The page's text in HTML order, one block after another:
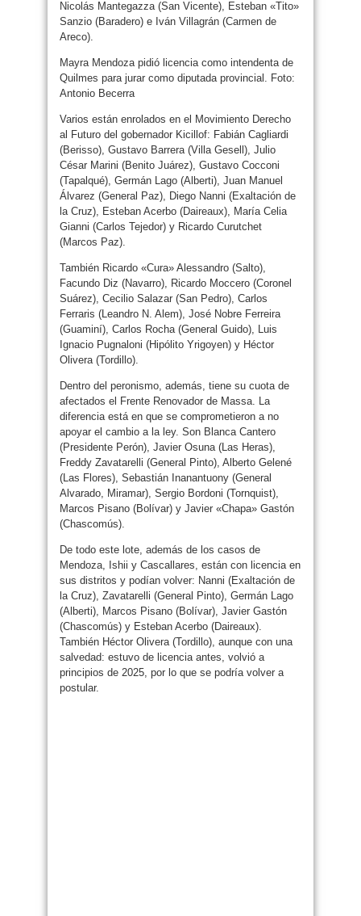
Nicolás Mantegazza (San Vicente), Esteban «Tito»
Sanzio (Baradero) e Iván Villagrán (Carmen de
Areco).
Mayra Mendoza pidió licencia como intendenta de
Quilmes para jurar como diputada provincial. Foto:
Antonio Becerra
Varios están enrolados en el Movimiento Derecho
al Futuro del gobernador Kicillof: Fabián Cagliardi
(Berisso), Gustavo Barrera (Villa Gesell), Julio
César Marini (Benito Juárez), Gustavo Cocconi
(Tapalqué), Germán Lago (Alberti), Juan Manuel
Álvarez (General Paz), Diego Nanni (Exaltación de
la Cruz), Esteban Acerbo (Daireaux), María Celia
Gianni (Carlos Tejedor) y Ricardo Curutchet
(Marcos Paz).
También Ricardo «Cura» Alessandro (Salto),
Facundo Diz (Navarro), Ricardo Moccero (Coronel
Suárez), Cecilio Salazar (San Pedro), Carlos
Ferraris (Leandro N. Alem), José Nobre Ferreira
(Guaminí), Carlos Rocha (General Guido), Luis
Ignacio Pugnaloni (Hipólito Yrigoyen) y Héctor
Olivera (Tordillo).
Dentro del peronismo, además, tiene su cuota de
afectados el Frente Renovador de Massa. La
diferencia está en que se comprometieron a no
apoyar el cambio a la ley. Son Blanca Cantero
(Presidente Perón), Javier Osuna (Las Heras),
Freddy Zavatarelli (General Pinto), Alberto Gelené
(Las Flores), Sebastián Inanantuony (General
Alvarado, Miramar), Sergio Bordoni (Tornquist),
Marcos Pisano (Bolívar) y Javier «Chapa» Gastón
(Chascomús).
De todo este lote, además de los casos de
Mendoza, Ishii y Cascallares, están con licencia en
sus distritos y podían volver: Nanni (Exaltación de
la Cruz), Zavatarelli (General Pinto), Germán Lago
(Alberti), Marcos Pisano (Bolívar), Javier Gastón
(Chascomús) y Esteban Acerbo (Daireaux).
También Héctor Olivera (Tordillo), aunque con una
salvedad: estuvo de licencia antes, volvió a
principios de 2025, por lo que se podría volver a
postular.